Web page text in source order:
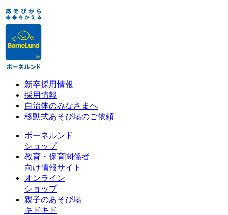
新卒採用情報
採用情報
自治体のみなさまへ
移動式あそび場のご依頼
ボーネルンド
ショップ
教育・保育関係者
向け情報サイト
オンライン
ショップ
親子のあそび場
キドキド